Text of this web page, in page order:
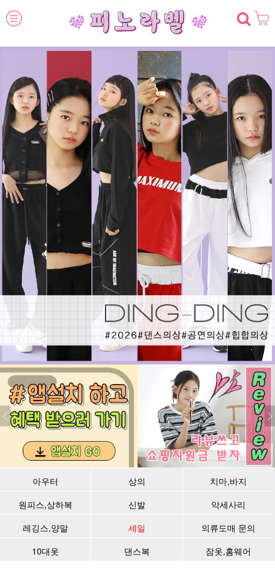
아우터 상의
치마,바지
원피스,상하복
신발
악세사리
레깅스,양말
세일
의류도매 문의
10대옷
댄스복 잠옷,홈웨어